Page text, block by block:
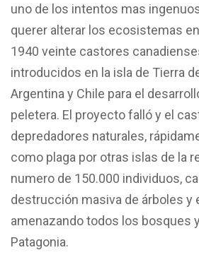
uno de los intentos mas
querer alterar los ecosistemas
1940 veinte castores
introducidos en la isla de Tierra
Argentina y Chile para el
peletera. El proyecto falló y el
depredadores naturales,
como plaga por otras islas de la
numero de 150.000 individuos,
destrucción masiva de árboles y
amenazando todos los bosques
Patagonia.